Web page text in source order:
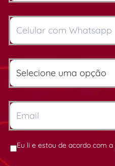
Eu li e estou de acordo com a